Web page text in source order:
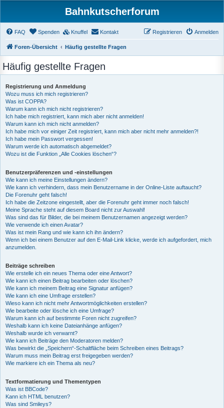
Bahnkutscherforum
FAQ Spenden Knuffel Kontakt Anmelden
Registrieren
Foren-Übersicht Häufig gestellte Fragen
Häufig gestellte Fragen
Registrierung und Anmeldung
Wozu muss ich mich registrieren?
Was ist COPPA?
Warum kann ich mich nicht registrieren?
Ich habe mich registriert, kann mich aber nicht anmelden!
Warum kann ich mich nicht anmelden?
Ich habe mich vor einiger Zeit registriert, kann mich aber nicht mehr anmelden?!
Ich habe mein Passwort vergessen!
Warum werde ich automatisch abgemeldet?
Wozu ist die Funktion „Alle Cookies löschen“?
Benutzerpräferenzen und -einstellungen
Wie kann ich meine Einstellungen ändern?
Wie kann ich verhindern, dass mein Benutzername in der Online-Liste auftaucht?
Die Forenuhr geht falsch!
Ich habe die Zeitzone eingestellt, aber die Forenuhr geht immer noch falsch!
Meine Sprache steht auf diesem Board nicht zur Auswahl!
Was sind das für Bilder, die bei meinem Benutzernamen angezeigt werden?
Wie verwende ich einen Avatar?
Was ist mein Rang und wie kann ich ihn ändern?
Wenn ich bei einem Benutzer auf den E-Mail-Link klicke, werde ich aufgefordert, mich
anzumelden.
Beiträge schreiben
Wie erstelle ich ein neues Thema oder eine Antwort?
Wie kann ich einen Beitrag bearbeiten oder löschen?
Wie kann ich meinem Beitrag eine Signatur anfügen?
Wie kann ich eine Umfrage erstellen?
Wieso kann ich nicht mehr Antwortmöglichkeiten erstellen?
Wie bearbeite oder lösche ich eine Umfrage?
Warum kann ich auf bestimmte Foren nicht zugreifen?
Weshalb kann ich keine Dateianhänge anfügen?
Weshalb wurde ich verwarnt?
Wie kann ich Beiträge den Moderatoren melden?
Was bewirkt die „Speichern“-Schaltfläche beim Schreiben eines Beitrags?
Warum muss mein Beitrag erst freigegeben werden?
Wie markiere ich ein Thema als neu?
Textformatierung und Thementypen
Was ist BBCode?
Kann ich HTML benutzen?
Was sind Smileys?